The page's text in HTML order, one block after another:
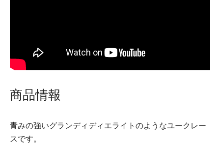
商品情報
青みの強いグランディディエライトのようなユークレー
スです。